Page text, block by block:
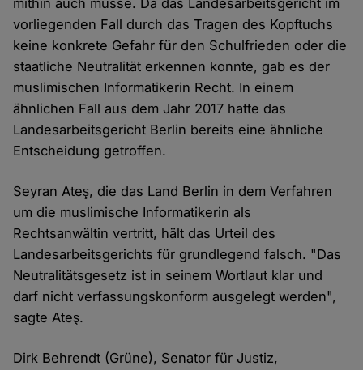
mithin auch müsse. Da das Landesarbeitsgericht im
vorliegenden Fall durch das Tragen des Kopftuchs
keine konkrete Gefahr für den Schulfrieden oder die
staatliche Neutralität erkennen konnte, gab es der
muslimischen Informatikerin Recht. In einem
ähnlichen Fall aus dem Jahr 2017 hatte das
Landesarbeitsgericht Berlin bereits eine ähnliche
Entscheidung getroffen.
Seyran Ateş, die das Land Berlin in dem Verfahren
um die muslimische Informatikerin als
Rechtsanwältin vertritt, hält das Urteil des
Landesarbeitsgerichts für grundlegend falsch. "Das
Neutralitätsgesetz ist in seinem Wortlaut klar und
darf nicht verfassungskonform ausgelegt werden",
sagte Ateş.
Dirk Behrendt (Grüne), Senator für Justiz,